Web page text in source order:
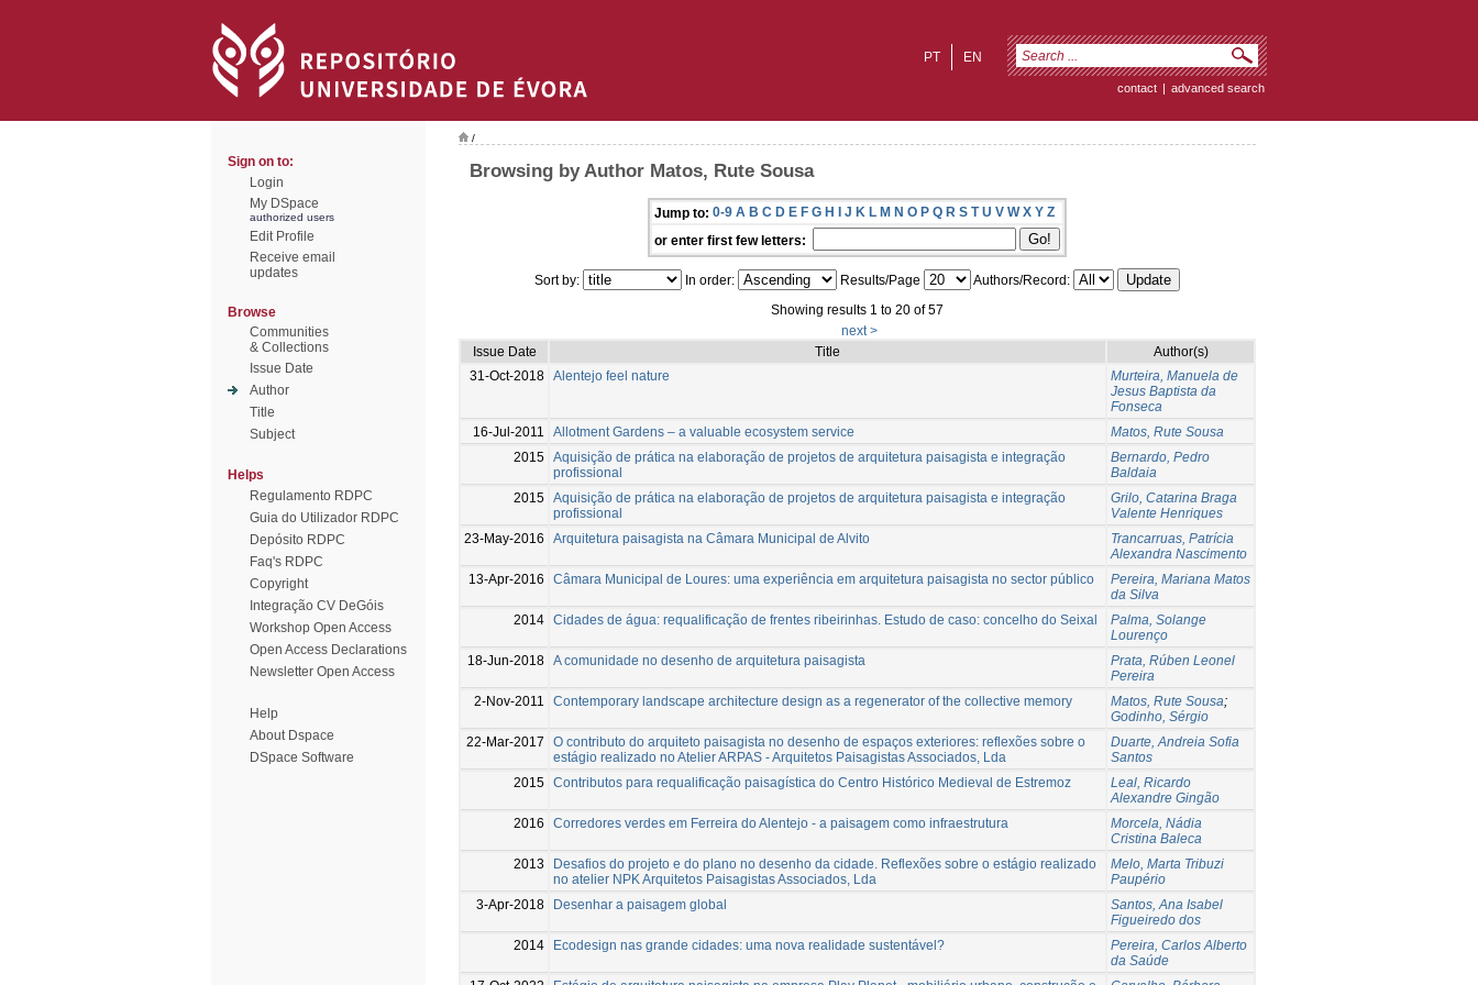
EN
PT
contact | advanced search
Sign on to:
Login
My DSpace
authorized users
Edit Profile
Receive email
updates
Browse
Communities
& Collections
Issue Date
Author
Title
Subject
Helps
Regulamento RDPC
Guia do Utilizador RDPC
Depósito RDPC
Faq's RDPC
Copyright
Integração CV DeGóis
Workshop Open Access
Open Access Declarations
Newsletter Open Access
Help
About Dspace
DSpace Software
/
Browsing by Author Matos, Rute Sousa
Jump to: 0-9 A B C D E F G H I J K L M N O P Q R S T U V W X Y Z
or enter first few letters:
Sort by: In order: Results/Page
Authors/Record:
Showing results 1 to 20 of 57
next >
Issue Date
Title
Author(s)
31-Oct-2018 Alentejo feel nature
Murteira, Manuela de
Jesus Baptista da
Fonseca
16-Jul-2011
Allotment Gardens – a valuable ecosystem service
Matos, Rute Sousa
2015 Aquisição de prática na elaboração de projetos de arquitetura paisagista e integração
profissional
Bernardo, Pedro
Baldaia
2015 Aquisição de prática na elaboração de projetos de arquitetura paisagista e integração
profissional
Grilo, Catarina Braga
Valente Henriques
23-May-2016
Arquitetura paisagista na Câmara Municipal de Alvito
Trancarruas, Patrícia
Alexandra Nascimento
13-Apr-2016
Câmara Municipal de Loures: uma experiência em arquitetura paisagista no sector público
Pereira, Mariana Matos
da Silva
2014 Cidades de água: requalificação de frentes ribeirinhas. Estudo de caso: concelho do Seixal
Palma, Solange
Lourenço
18-Jun-2018 A comunidade no desenho de arquitetura paisagista
Prata, Rúben Leonel
Pereira
2-Nov-2011
Contemporary landscape architecture design as a regenerator of the collective memory Matos, Rute Sousa;
Godinho, Sérgio
22-Mar-2017
O contributo do arquiteto paisagista no desenho de espaços exteriores: reflexões sobre o
estágio realizado no Atelier ARPAS - Arquitetos Paisagistas Associados, Lda
Duarte, Andreia Sofia
Santos
2015 Contributos para requalificação paisagística do Centro Histórico Medieval de Estremoz
Leal, Ricardo
Alexandre Gingão
2016
Corredores verdes em Ferreira do Alentejo - a paisagem como infraestrutura
Morcela, Nádia
Cristina Baleca
2013
Desafios do projeto e do plano no desenho da cidade. Reflexões sobre o estágio realizado
no atelier NPK Arquitetos Paisagistas Associados, Lda
Melo, Marta Tribuzi
Paupério
3-Apr-2018
Desenhar a paisagem global
Santos, Ana Isabel
Figueiredo dos
2014
Ecodesign nas grande cidades: uma nova realidade sustentável?
Pereira, Carlos Alberto
da Saúde